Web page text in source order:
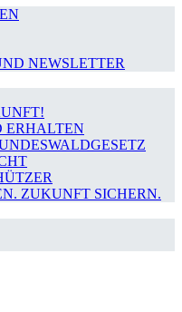
NEWSLETTER
ERHALTEN
ZUKUNFT SICHERN.